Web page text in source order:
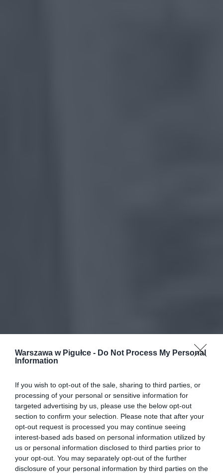
Warszawa w Pigułce - Do Not Process My Personal
Information
If you wish to opt-out of the sale, sharing to third parties, or
processing of your personal or sensitive information for
targeted advertising by us, please use the below opt-out
section to confirm your selection. Please note that after your
opt-out request is processed you may continue seeing
interest-based ads based on personal information utilized by
us or personal information disclosed to third parties prior to
your opt-out. You may separately opt-out of the further
disclosure of your personal information by third parties on the